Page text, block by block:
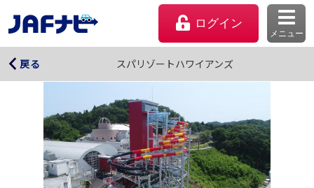
ログイン
メニュー
戻る スパリゾートハワイアンズ
スパリゾートハワイアンズ